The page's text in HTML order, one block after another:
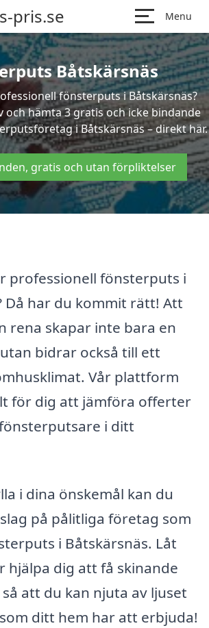
pris.se Menu
Båtskärsnäs
fönsterputs i Båtskärsnäs?
och hämta 3 gratis och icke bindande
i Båtskärsnäs – direkt här.
gratis och utan förpliktelser
professionell fönsterputs i
Då har du kommit rätt! Att
rena skapar inte bara en
bidrar också till ett
Vår plattform
för dig att jämföra offerter
i ditt
i dina önskemål kan du
på pålitliga företag som
i Båtskärsnäs. Låt
hjälpa dig att få skinande
att du kan njuta av ljuset
ditt hem har att erbjuda!